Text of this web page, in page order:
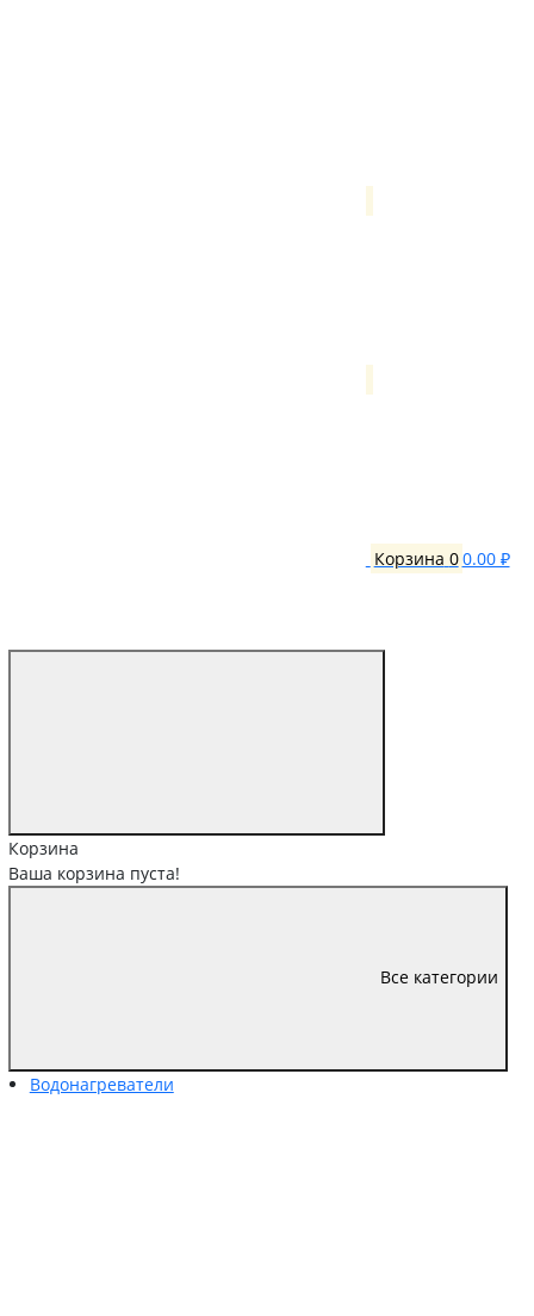
Корзина 00.00 ₽
Корзина
Ваша корзина пуста!
Все категории
Водонагреватели